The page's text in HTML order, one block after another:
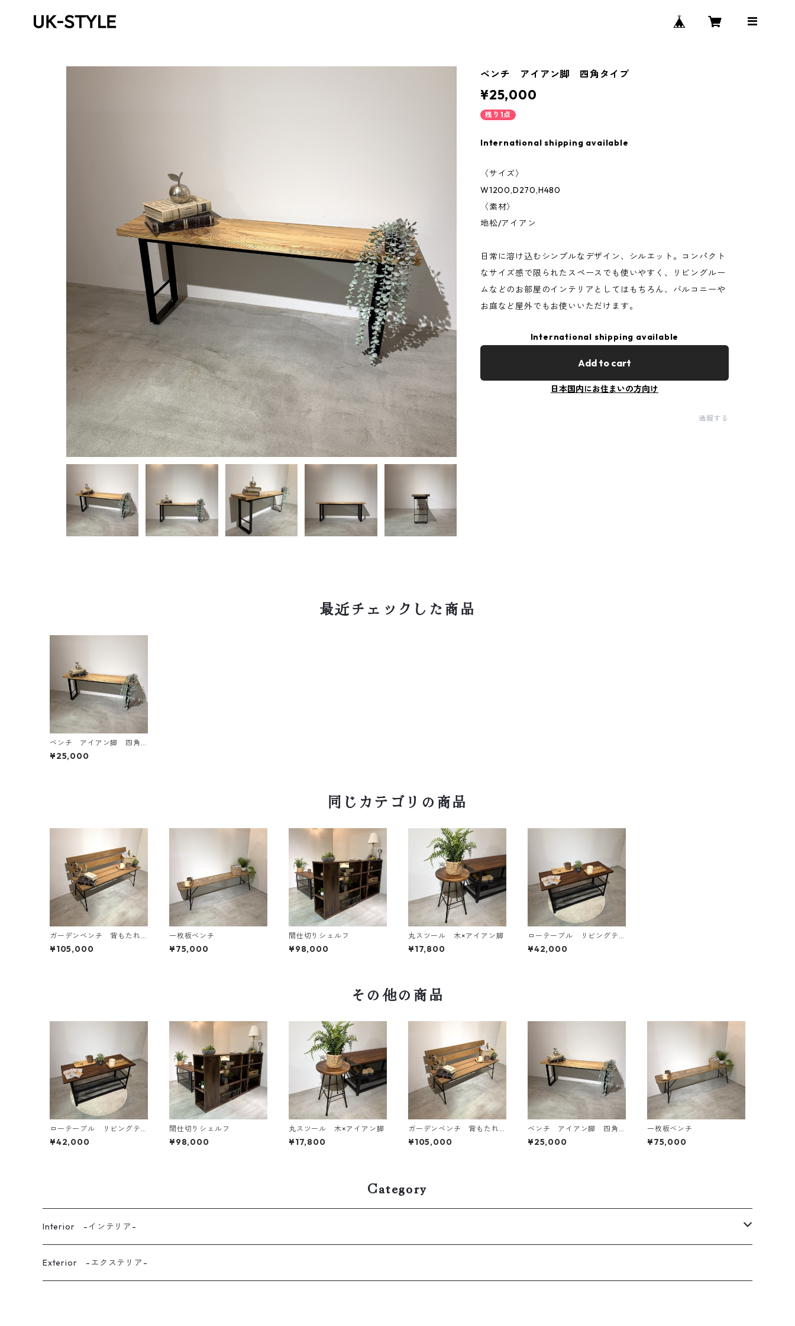
ベンチ アイアン脚 四角タイプ
¥25,000
残り1点
International shipping available
〈サイズ〉
W1200,D270,H480
〈素材〉
地松/アイアン
日常に溶け込むシンプルなデザイン、シルエット。コンパクト
なサイズ感で限られたスペースでも使いやすく、リビングルー
ムなどのお部屋のインテリアとしてはもちろん、バルコニーや
お庭など屋外でもお使いいただけます。
International shipping available
Add to cart
日本国内にお住まいの方向け
通報する
最近チェックした商品
ベンチ アイアン脚 四角
タイプ
¥25,000
同じカテゴリの商品
ガーデンベンチ 背もたれ
付き
¥105,000
一枚板ベンチ
¥75,000
間仕切りシェルフ
¥98,000
丸スツール 木×アイアン脚
¥17,800
ローテーブル リビングテ
ーブル ベンチ メッシュ
棚
¥42,000
その他の商品
ローテーブル リビングテ
ーブル ベンチ メッシュ
棚
¥42,000
間仕切りシェルフ
¥98,000
丸スツール 木×アイアン脚
¥17,800
ガーデンベンチ 背もたれ
付き
¥105,000
ベンチ アイアン脚 四角
タイプ
¥25,000
一枚板ベンチ
¥75,000
Category
Interior -インテリア-
kitchen -キッチン-
Exterior -エクステリア-